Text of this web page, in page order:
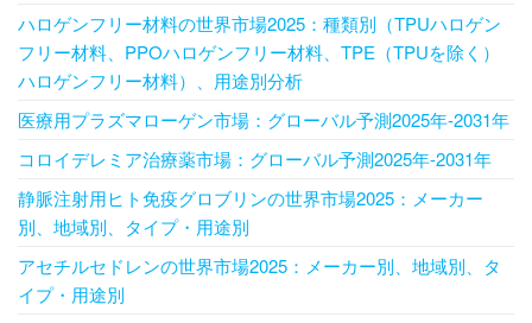
ハロゲンフリー材料の世界市場2025：種類別（TPUハロゲン
フリー材料、PPOハロゲンフリー材料、TPE（TPUを除く）
ハロゲンフリー材料）、用途別分析
医療用プラズマローゲン市場：グローバル予測2025年-2031年
コロイデレミア治療薬市場：グローバル予測2025年-2031年
静脈注射用ヒト免疫グロブリンの世界市場2025：メーカー
別、地域別、タイプ・用途別
アセチルセドレンの世界市場2025：メーカー別、地域別、タ
イプ・用途別